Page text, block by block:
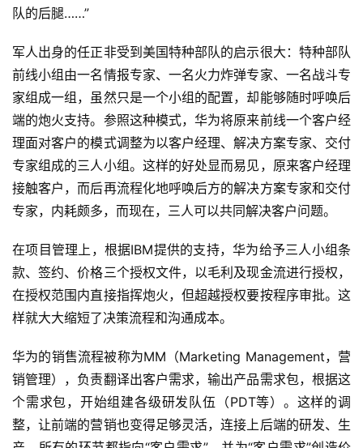
队的后腿……”
军人出身的任正非受到美国特种部队的启示很大：特种部队
前线小组由一名情报专家、一名火力炸弹专家、一名战斗专
家组成一组，虽然只是一个小组的配置，却能够随时呼唤后
端的炮火支持。参照这种模式，华为将原来前线一个客户经
理面对客户的模式调整为以客户经理、解决方案专家、交付
专家组成的三人小组。这样的好处显而易见，原来客户经理
接触客户，而后再流程化地呼唤后方的解决方案专家和交付
专家，内耗颇多，而现在，三人可以共同解决客户问题。
在项目管理上，根据IBM提供的支持，华为给予三人小组条
款、签约、价格三个授权文件，以毛利及现金流进行授权，
在授权范围内直接指挥炮火，但超越授权要按程序审批。这
样就大大缩短了决策流程和沟通成本。
华为的销售流程被称为MM（Marketing Management，营
销管理），负责翻译出客户需求，输出产品需求包，根据这
个需求包，开始组建各级研发队伍（PDT等）。这样的调
整，让前端的营销也变得足够灵活，连接上后端的研发、生